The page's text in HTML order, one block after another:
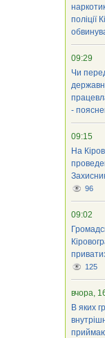
поліції
09:29
Чи
-
09:15
На
96
09:02
125
вчора,
В яких